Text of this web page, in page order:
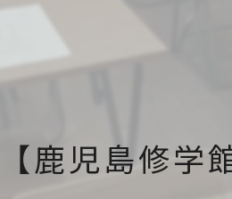
【鹿児島修